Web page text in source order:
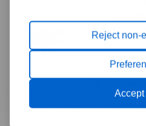
Reject non-
Accept